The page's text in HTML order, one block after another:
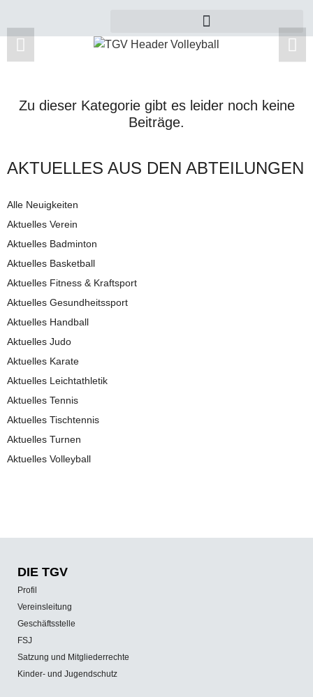
AKTUELLES AUS DEN AB­TEI­LUNG­EN
Alle Neuigkeiten
Aktuelles Verein
Aktuelles Badminton
Aktuelles Basketball
Aktuelles Fitness & Kraftsport
Aktuelles Gesundheitssport
Aktuelles Handball
Aktuelles Judo
Aktuelles Karate
Aktuelles Leichtathletik
Aktuelles Tennis
Aktuelles Tischtennis
Aktuelles Turnen
Aktuelles Volleyball
Zu dieser Kategorie gibt es leider noch keine
Beiträge.
DIE TGV
Profil
Vereinsleitung
Geschäftsstelle
FSJ
Satzung und Mitgliederrechte
Kinder- und Jugendschutz